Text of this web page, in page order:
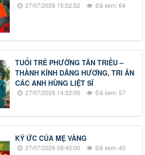
27/07/2026 15:02:52 Đã xem: 64
TUỔI TRẺ PHƯỜNG TÂN TRIỀU –
THÀNH KÍNH DÂNG HƯƠNG, TRI ÂN
CÁC ANH HÙNG LIỆT SĨ
27/07/2026 14:32:00 Đã xem: 57
KÝ ỨC CỦA MẸ VÀNG
27/07/2026 09:40:00 Đã xem: 40